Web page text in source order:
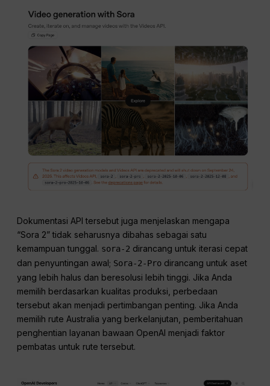
Dokumentasi API tersebut juga menjelaskan mengapa
“Sora 2” tidak seharusnya dibahas sebagai satu
kemampuan tunggal. sora-2 dirancang untuk iterasi cepat
dan penyuntingan awal; Sora-2-Pro dirancang untuk aset
yang lebih halus dan beresolusi lebih tinggi. Jika Anda
memilih berdasarkan kualitas produksi, perbedaan
tersebut akan menjadi pertimbangan penting. Jika Anda
memilih rute Australia yang berkelanjutan, pemberitahuan
penghentian layanan bawaan OpenAI menjadi faktor
pembatas untuk rute tersebut.